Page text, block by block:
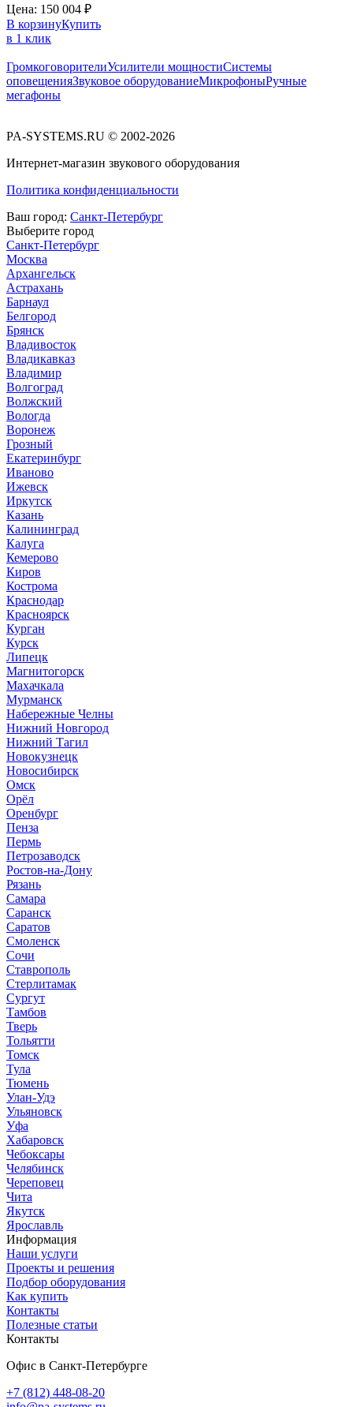
Цена: 150 004 ₽
В корзинуКупить
в 1 клик
ГромкоговорителиУсилители мощностиСистемы
оповещенияЗвуковое оборудованиеМикрофоныРучные
мегафоны
PA-SYSTEMS.RU © 2002-2026
Интернет-магазин звукового оборудования
Политика конфиденциальности
Ваш город: Санкт-Петербург
Выберите город
Санкт-Петербург
Москва
Архангельск
Астрахань
Барнаул
Белгород
Брянск
Владивосток
Владикавказ
Владимир
Волгоград
Волжский
Вологда
Воронеж
Грозный
Екатеринбург
Иваново
Ижевск
Иркутск
Казань
Калининград
Калуга
Кемерово
Киров
Кострома
Краснодар
Красноярск
Курган
Курск
Липецк
Магнитогорск
Махачкала
Мурманск
Набережные Челны
Нижний Новгород
Нижний Тагил
Новокузнецк
Новосибирск
Омск
Орёл
Оренбург
Пенза
Пермь
Петрозаводск
Ростов-на-Дону
Рязань
Самара
Саранск
Саратов
Смоленск
Сочи
Ставрополь
Стерлитамак
Сургут
Тамбов
Тверь
Тольятти
Томск
Тула
Тюмень
Улан-Удэ
Ульяновск
Уфа
Хабаровск
Чебоксары
Челябинск
Череповец
Чита
Якутск
Ярославль
Информация
Наши услуги
Проекты и решения
Подбор оборудования
Как купить
Контакты
Полезные статьи
Контакты
Офис в Санкт-Петербурге
+7 (812) 448-08-20